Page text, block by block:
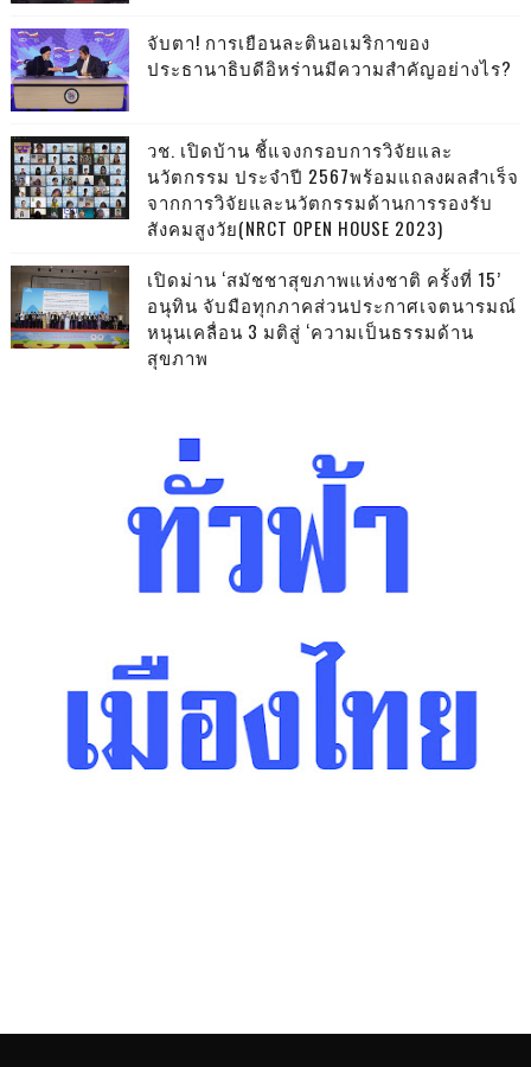
จับตา! การเยือนละตินอเมริกาของ
ประธานาธิบดีอิหร่านมีความสำคัญอย่างไร?
วช. เปิดบ้าน ชี้แจงกรอบการวิจัยและ
นวัตกรรม ประจำปี 2567พร้อมแถลงผลสำเร็จ
จากการวิจัยและนวัตกรรมด้านการรองรับ
สังคมสูงวัย(NRCT OPEN HOUSE 2023)
เปิดม่าน ‘สมัชชาสุขภาพแห่งชาติ ครั้งที่ 15’
อนุทิน จับมือทุกภาคส่วนประกาศเจตนารมณ์
หนุนเคลื่อน 3 มติสู่ ‘ความเป็นธรรมด้าน
สุขภาพ